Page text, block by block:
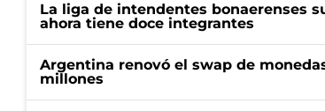
La liga de intendentes bonaerenses
ahora tiene doce integrantes
Argentina renovó el swap de
millones